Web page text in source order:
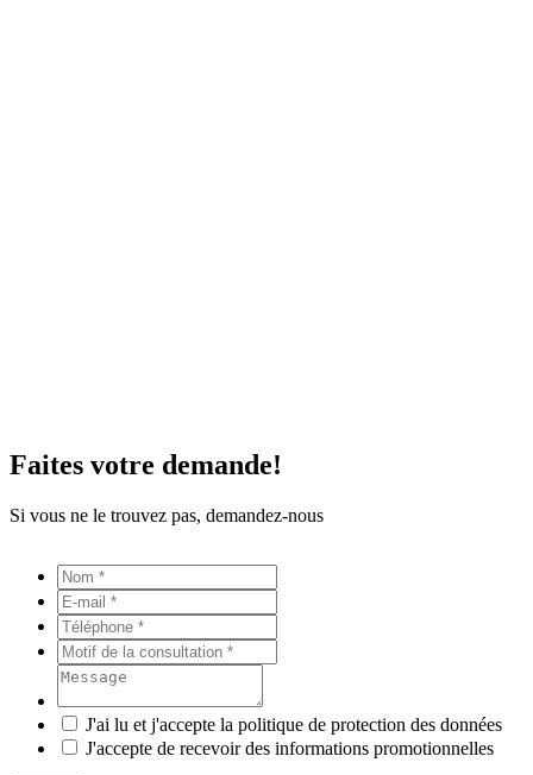
Faites votre demande!
Si vous ne le trouvez pas, demandez-nous
J'ai lu et j'accepte la politique de protection des données
J'accepte de recevoir des informations promotionnelles